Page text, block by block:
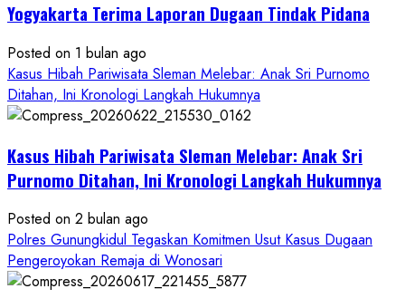
di
Aliansi
Janji
Kawal
Proses
Sampai
Tuntas
Yogyakarta Terima Laporan Dugaan Tindak Pidana
Posted on 1 bulan ago
Kasus Hibah Pariwisata Sleman Melebar: Anak Sri Purnomo
Ditahan, Ini Kronologi Langkah Hukumnya
Kasus Hibah Pariwisata Sleman Melebar: Anak Sri
Purnomo Ditahan, Ini Kronologi Langkah Hukumnya
Posted on 2 bulan ago
Polres Gunungkidul Tegaskan Komitmen Usut Kasus Dugaan
Pengeroyokan Remaja di Wonosari